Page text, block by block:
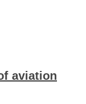
aviation